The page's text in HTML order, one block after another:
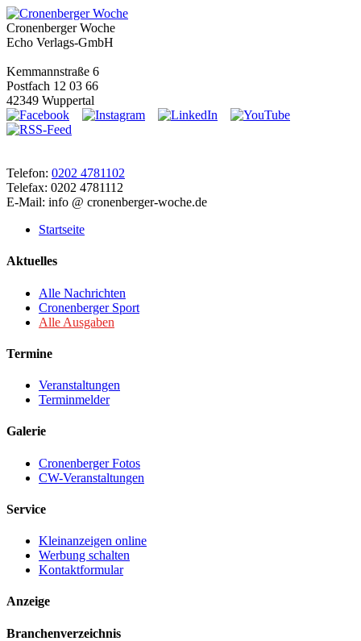
Cronenberger Woche
Echo Verlags-GmbH
Kemmannstraße 6
Postfach 12 03 66
42349 Wuppertal
Telefon: 0202 4781102
Telefax: 0202 4781112
E-Mail: info @ cronenberger-woche.de
Startseite
Aktuelles
Alle Nachrichten
Cronenberger Sport
Alle Ausgaben
Termine
Veranstaltungen
Terminmelder
Galerie
Cronenberger Fotos
CW-Veranstaltungen
Service
Kleinanzeigen online
Werbung schalten
Kontaktformular
Anzeige
Branchenverzeichnis